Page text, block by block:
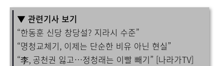
▼ 관련기사 보기
“한동훈 신당 창당설? 지라시 수준”
“명청교체기, 이제는 단순한 비유 아닌 현실”
“李, 공천권 잃고…정청래는 이빨 빼기” [나라가TV]